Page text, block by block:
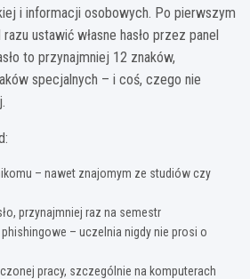
i informacji osobowych. Po pierwszym
ustawić własne hasło przez panel
to przynajmniej 12 znaków,
specjalnych – i coś, czego nie
– nawet znajomym ze studiów czy
przynajmniej raz na semestr
– uczelnia nigdy nie prosi o
pracy, szczególnie na komputerach